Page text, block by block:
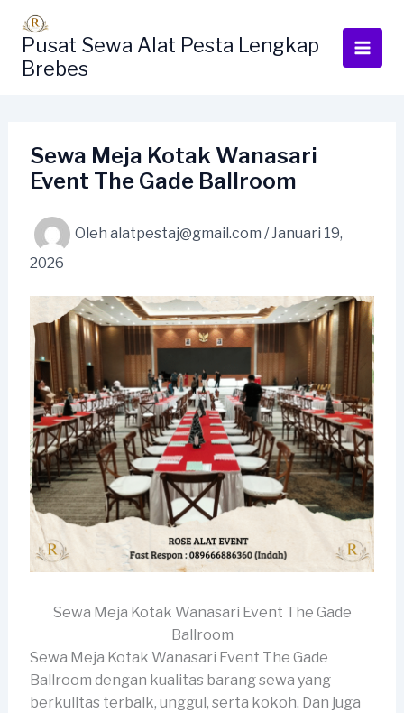
kontenPusat Sewa Alat Pesta Lengkap
Brebes
Sewa Meja Kotak Wanasari
Event The Gade Ballroom
Oleh alatpestaj@gmail.com /Januari 19,
2026
Sewa Meja Kotak Wanasari Event The Gade
Ballroom
Sewa Meja Kotak Wanasari Event The Gade
Ballroom dengan kualitas barang sewa yang
berkulitas terbaik, unggul, serta kokoh. Dan juga